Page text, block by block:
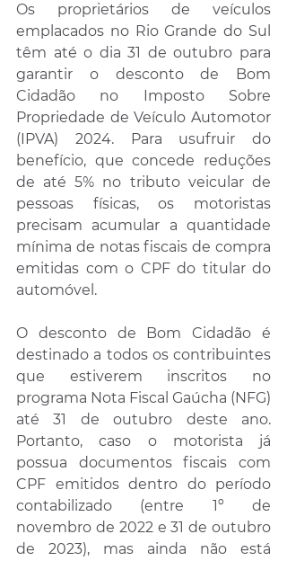
Os proprietários de veículos
emplacados no Rio Grande do Sul
têm até o dia 31 de outubro para
garantir o desconto de Bom
Cidadão no Imposto Sobre
Propriedade de Veículo Automotor
(IPVA) 2024. Para usufruir do
benefício, que concede reduções
de até 5% no tributo veicular de
pessoas físicas, os motoristas
precisam acumular a quantidade
mínima de notas fiscais de compra
emitidas com o CPF do titular do
automóvel.
O desconto de Bom Cidadão é
destinado a todos os contribuintes
que estiverem inscritos no
programa Nota Fiscal Gaúcha (NFG)
até 31 de outubro deste ano.
Portanto, caso o motorista já
possua documentos fiscais com
CPF emitidos dentro do período
contabilizado (entre 1º de
novembro de 2022 e 31 de outubro
de 2023), mas ainda não está